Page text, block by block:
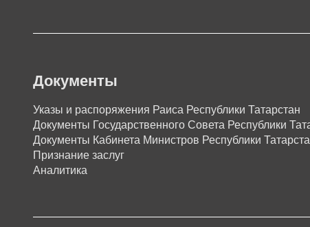
Документы
Указы и распоряжения Раиса Республики Татарстан
Документы Государственного Совета Республики
Документы Кабинета Министров Республики
Признание заслуг
Аналитика